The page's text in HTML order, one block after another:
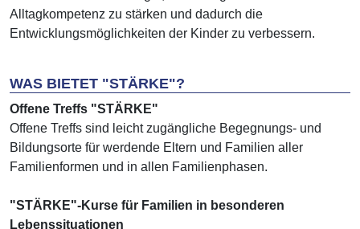
Alltagkompetenz zu stärken und dadurch die
Entwicklungsmöglichkeiten der Kinder zu verbessern.
WAS BIETET "STÄRKE"?
Offene Treffs "STÄRKE"
Offene Treffs sind leicht zugängliche Begegnungs- und
Bildungsorte für werdende Eltern und Familien aller
Familienformen und in allen Familienphasen.
"STÄRKE"-Kurse für Familien in besonderen
Lebenssituationen